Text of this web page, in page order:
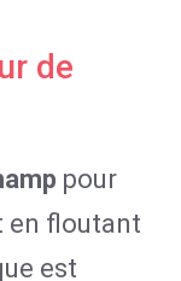
de
pour
en floutant
est